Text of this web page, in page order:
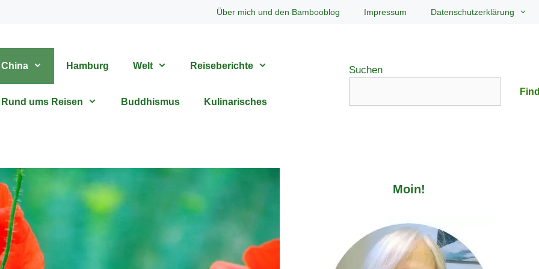
Über mich und den Bambooblog Impressum Datenschutzerklärung
China Hamburg Welt Reiseberichte
Rund ums Reisen Buddhismus Kulinarisches
Suchen
Moin!